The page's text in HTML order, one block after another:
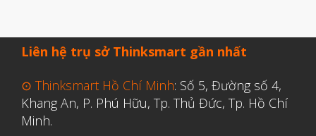
Liên hệ trụ sở Thinksmart gần nhất
⊙ Thinksmart Hồ Chí Minh: Số 5, Đường số 4,
Khang An, P. Phú Hữu, Tp. Thủ Đức, Tp. Hồ Chí
Minh.